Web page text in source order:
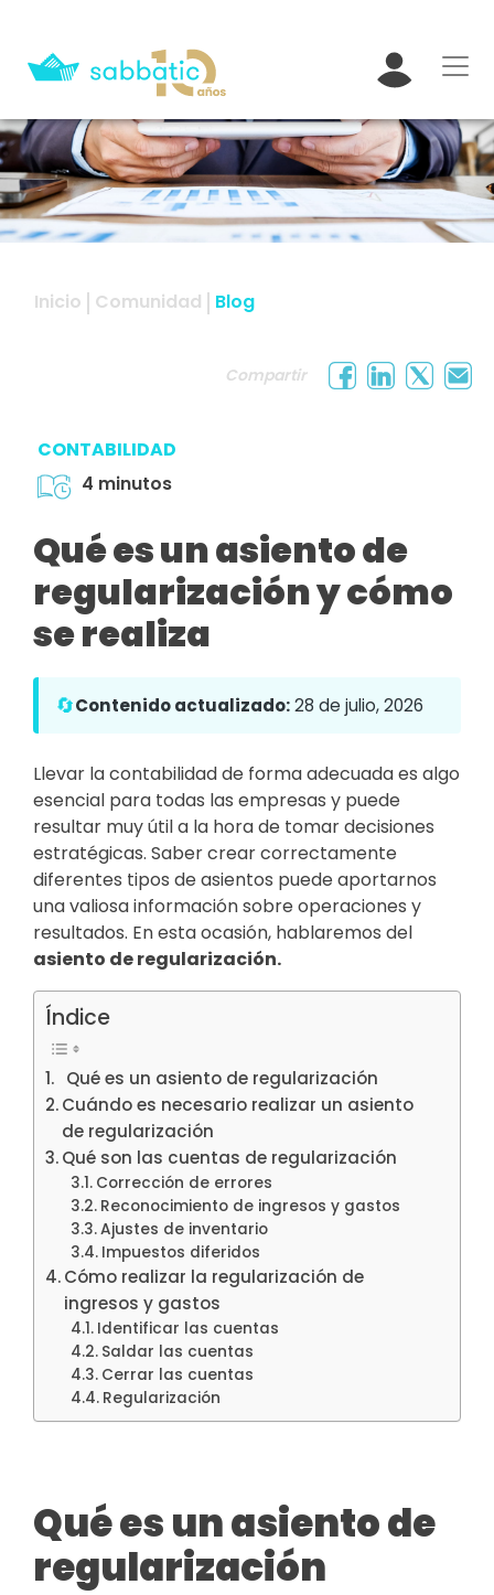
Inicio Comunidad Blog
Compartir
CONTABILIDAD
4 minutos
Qué es un asiento de
regularización y cómo
se realiza
🔄Contenido actualizado:28 de julio, 2026
Llevar la contabilidad de forma adecuada es algo
esencial para todas las empresas y puede
resultar muy útil a la hora de tomar decisiones
estratégicas. Saber crear correctamente
diferentes tipos de asientos puede aportarnos
una valiosa información sobre operaciones y
resultados. En esta ocasión, hablaremos del
asiento de regularización.
Índice
Qué es un asiento de regularización
Cuándo es necesario realizar un asiento
de regularización
Qué son las cuentas de regularización
Corrección de errores
Reconocimiento de ingresos y gastos
Ajustes de inventario
Impuestos diferidos
Cómo realizar la regularización de
ingresos y gastos
Identificar las cuentas
Saldar las cuentas
Cerrar las cuentas
Regularización
Qué es un asiento de
regularización